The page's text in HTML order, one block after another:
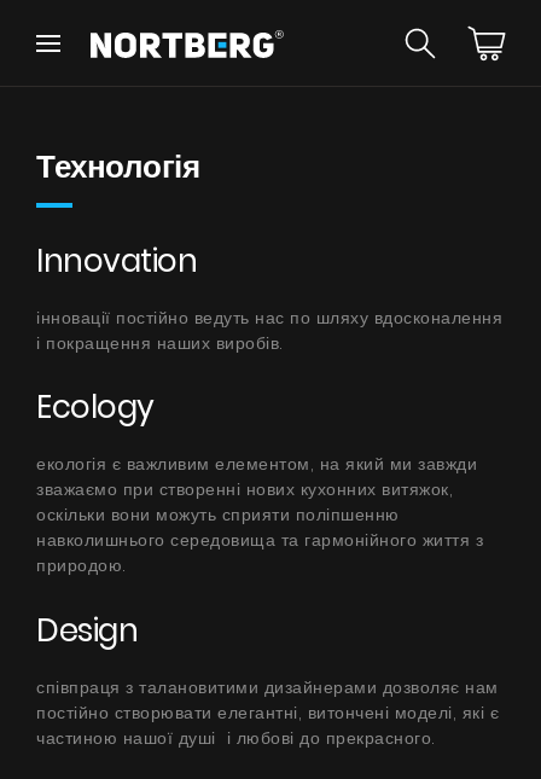
Назад
Витяжки Острівні
Витяжки Вбудовані
Витяжки Рустикальні
Витяжки Стельові
Витяжки Декоративні
Витяжки Повновбудовані
Витяжки Телескопічні
Витяжки Інтегровані
Взірці кольорів
Серія Super Silent
Nortberg Тихий Дім
Витяжки з турбіною на даху будинку
Nortberg Тиха Кухня
Витяжки з турбіною за межами кухнної кімнати
Назад
FAQ - часті питання
Технологія
Innovation
інновації постійно ведуть нас по шляху вдосконалення
і покращення наших виробів.
Ecology
екологія є важливим елементом, на який ми завжди
зважаємо при створенні нових кухонних витяжок,
оскільки вони можуть сприяти поліпшенню
навколишнього середовища та гармонійного життя з
природою.
Design
співпраця з талановитими дизайнерами дозволяє нам
постійно створювати елегантні, витончені моделі, які є
частиною нашої душі і любові до прекрасного.